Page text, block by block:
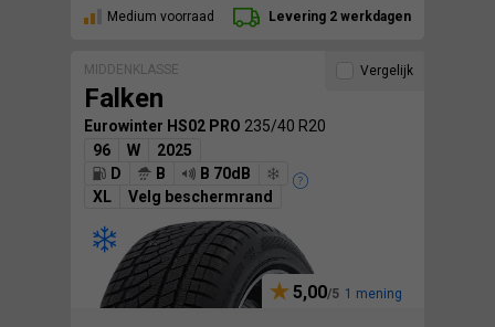
Medium voorraad Levering 2 werkdagen
MIDDENKLASSE
Falken
Eurowinter HS02 PRO 235/40 R20
96
W
2025
D
B
B 70dB
XL
Velg beschermrand
5,00 1 mening
Vergelijk